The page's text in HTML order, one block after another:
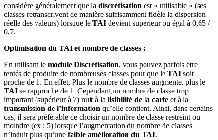
considère généralement que la discrétisation est « utilisable » (ses
classes retranscrivent de manière suffisamment fidèle la dispersion
réelle des valeurs) lorsque le TAI devient supérieur ou égal à 0,65 /
0,7.
Optimisation du TAI et nombre de classes :
En utilisant le module Discrétisation, vous pouvez parfois être
tentés de produire de nombreuses classes pour que le TAI soit
proche de 1. En effet, Plus le nombre de classes augmente, plus le
TAI se rapproche de 1. Cependant,un nombre de classe trop
important (supérieur à 7) nuit à la lisibilité de la carte et à la
transmission de l’information qu’elle contient. Ainsi, dans certains
cas, il sera préférable de choisir un nombre de classe restreint ou
moindre (ex : 5) lorsque l’augmentation du nombre de classes
n’induit plus qu’une faible amélioration du TAI.